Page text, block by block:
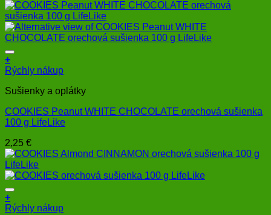
+
Rýchly nákup
Sušienky a oplátky
COOKIES Peanut WHITE CHOCOLATE orechová sušienka
100 g LifeLike
2,25 €
+
Rýchly nákup